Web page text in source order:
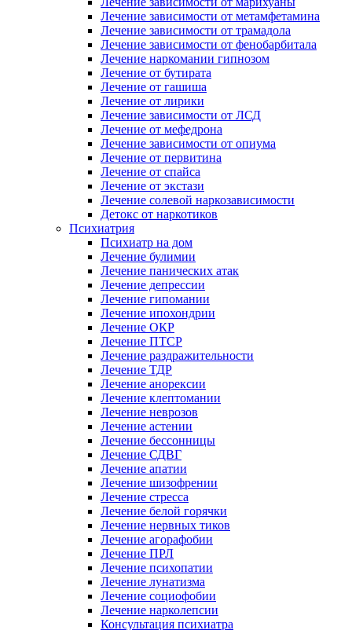
Лечение зависимости от метамфетамина
Лечение зависимости от трамадола
Лечение зависимости от фенобарбитала
Лечение наркомании гипнозом
Лечение от бутирата
Лечение от гашиша
Лечение от лирики
Лечение зависимости от ЛСД
Лечение от мефедрона
Лечение зависимости от опиума
Лечение от первитина
Лечение от спайса
Лечение от экстази
Лечение солевой наркозависимости
Детокс от наркотиков
Психиатрия
Психиатр на дом
Лечение булимии
Лечение панических атак
Лечение депрессии
Лечение гипомании
Лечение ипохондрии
Лечение ОКР
Лечение ПТСР
Лечение раздражительности
Лечение ТДР
Лечение анорексии
Лечение клептомании
Лечение неврозов
Лечение астении
Лечение бессонницы
Лечение СДВГ
Лечение апатии
Лечение шизофрении
Лечение стресса
Лечение белой горячки
Лечение нервных тиков
Лечение агорафобии
Лечение ПРЛ
Лечение психопатии
Лечение лунатизма
Лечение социофобии
Лечение нарколепсии
Консультация психиатра